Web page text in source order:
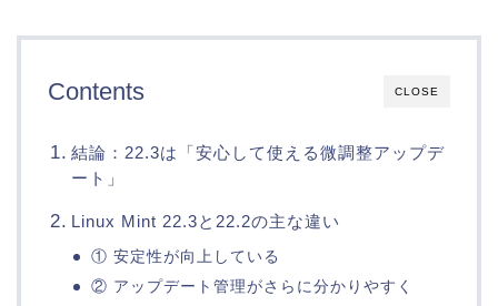
CLOSE
Contents
結論：22.3は「安心して使える微調整アップデ
ート」
Linux Mint 22.3と22.2の主な違い
① 安定性が向上している
② アップデート管理がさらに分かりやすく